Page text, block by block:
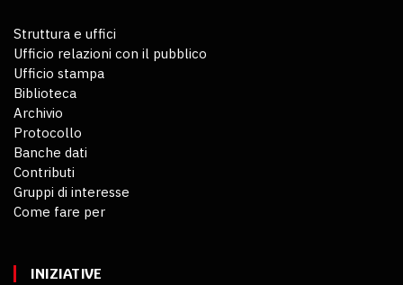
Struttura e uffici
Ufficio relazioni con il pubblico
Ufficio stampa
Biblioteca
Archivio
Protocollo
Banche dati
Contributi
Gruppi di interesse
Come fare per
INIZIATIVE